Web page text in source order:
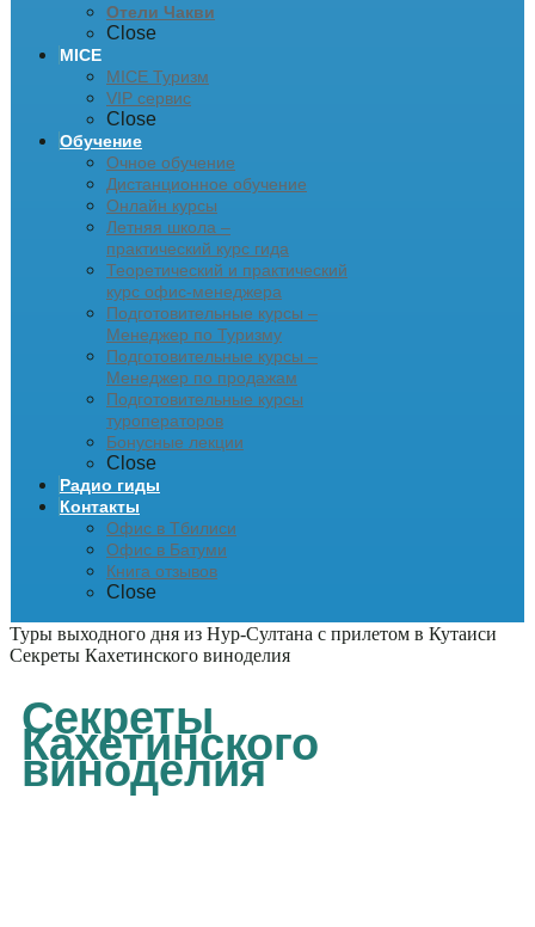
Отели Чакви
Close
MICE
MICE Туризм
VIP сервис
Close
Обучение
Очное обучение
Дистанционное обучение
Онлайн курсы
Летняя школа –
практический курс гида
Теоретический и практический
курс офис-менеджера
Подготовительные курсы –
Менеджер по Туризму
Подготовительные курсы –
Менеджер по продажам
Подготовительные курсы
туроператоров
Бонусные лекции
Close
Радио гиды
Контакты
Офис в Тбилиси
Офис в Батуми
Книга отзывов
Close
Туры выходного дня из Нур-Султана с прилетом в Кутаиси
Секреты Кахетинского виноделия
Секреты
Кахетинского
виноделия